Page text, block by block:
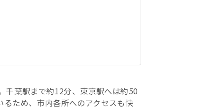
千葉駅まで約12分、東京駅へは約50
ため、市内各所へのアクセスも快